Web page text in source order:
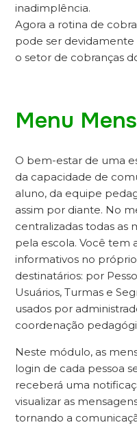
inadimplência.
Agora a rotina de
pode ser devidamente
o setor de cobranças
Menu
O bem-estar de uma
da capacidade de
aluno, da equipe
assim por diante. No
centralizadas todas as
pela escola. Você tem
informativos no
destinatários: por
Usuários, Turmas e
usados por
coordenação
Neste módulo, as
login de cada pessoa
receberá uma
visualizar as
tornando a